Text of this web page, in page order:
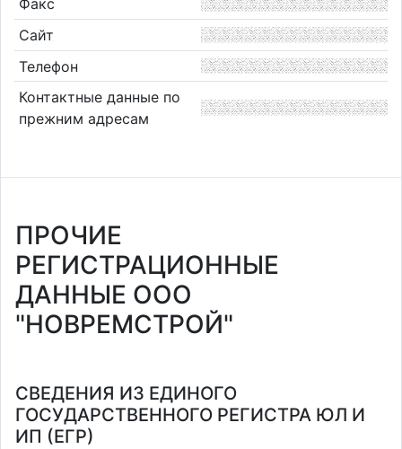
Факс
Сайт
Телефон
Контактные данные по
прежним адресам
ПРОЧИЕ
РЕГИСТРАЦИОННЫЕ
ДАННЫЕ ООО
"НОВРЕМСТРОЙ"
СВЕДЕНИЯ ИЗ ЕДИНОГО
ГОСУДАРСТВЕННОГО РЕГИСТРА ЮЛ И
ИП (ЕГР)